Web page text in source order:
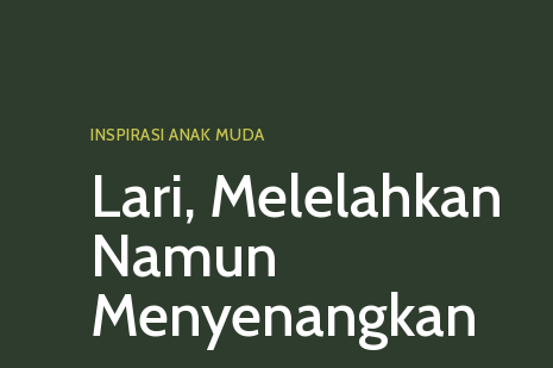
INSPIRASI ANAK MUDA
Lari, Melelahkan
Namun
Menyenangkan